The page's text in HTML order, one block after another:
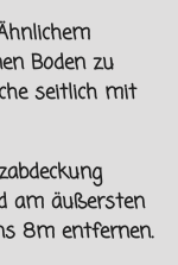
Boden zu
seitlich mit
am äußersten
8m entfernen.